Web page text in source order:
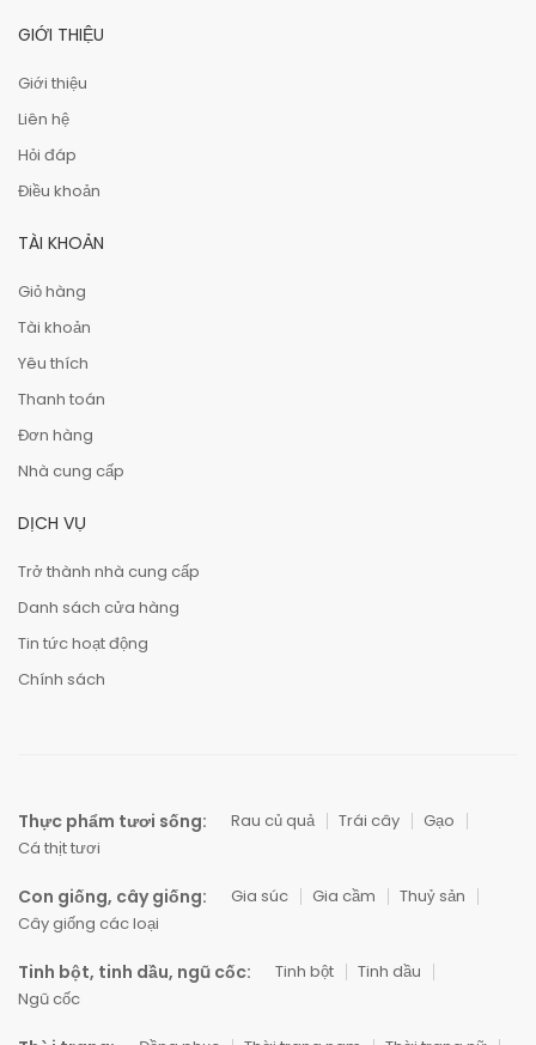
GIỚI THIỆU
Giới thiệu
Liên hệ
Hỏi đáp
Điều khoản
TÀI KHOẢN
Giỏ hàng
Tài khoản
Yêu thích
Thanh toán
Đơn hàng
Nhà cung cấp
DỊCH VỤ
Trở thành nhà cung cấp
Danh sách cửa hàng
Tin tức hoạt động
Chính sách
Thực phẩm tươi sống: Rau củ quả Trái cây
Gạo
Cá thịt tươi
Con giống, cây giống: Gia súc Gia cầm
Thuỷ sản
Cây giống các loại
Tinh bột, tinh dầu, ngũ cốc: Tinh bột
Tinh dầu
Ngũ cốc